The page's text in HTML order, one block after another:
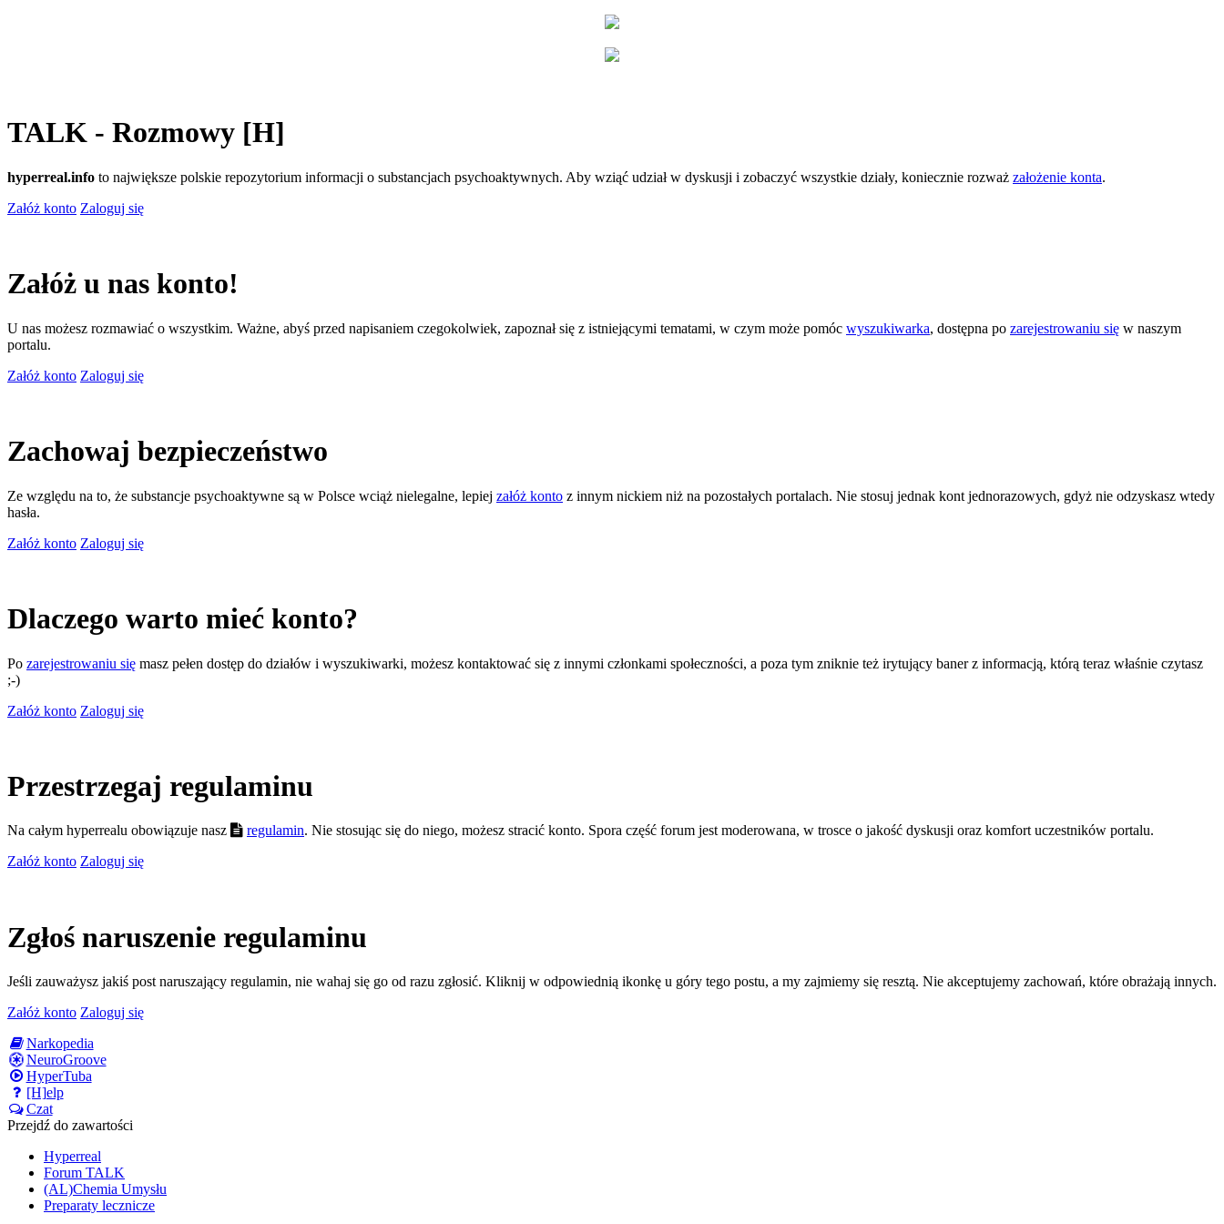
TALK - Rozmowy [H]
hyperreal.info to największe polskie repozytorium informacji o substancjach psychoaktywnych. Aby wziąć udział w dyskusji i zobaczyć wszystkie działy, koniecznie rozważ założenie konta.
Załóż konto Zaloguj się
Załóż u nas konto!
U nas możesz rozmawiać o wszystkim. Ważne, abyś przed napisaniem czegokolwiek, zapoznał się z istniejącymi tematami, w czym może pomóc wyszukiwarka, dostępna po zarejestrowaniu się w naszym
portalu.
Załóż konto Zaloguj się
Zachowaj bezpieczeństwo
Ze względu na to, że substancje psychoaktywne są w Polsce wciąż nielegalne, lepiej załóż konto z innym nickiem niż na pozostałych portalach. Nie stosuj jednak kont jednorazowych, gdyż nie odzyskasz wtedy
hasła.
Załóż konto Zaloguj się
Dlaczego warto mieć konto?
Po zarejestrowaniu się masz pełen dostęp do działów i wyszukiwarki, możesz kontaktować się z innymi członkami społeczności, a poza tym zniknie też irytujący baner z informacją, którą teraz właśnie czytasz
;-)
Załóż konto Zaloguj się
Przestrzegaj regulaminu
Na całym hyperrealu obowiązuje nasz regulamin. Nie stosując się do niego, możesz stracić konto. Spora część forum jest moderowana, w trosce o jakość dyskusji oraz komfort uczestników portalu.
Załóż konto Zaloguj się
Zgłoś naruszenie regulaminu
Jeśli zauważysz jakiś post naruszający regulamin, nie wahaj się go od razu zgłosić. Kliknij w odpowiednią ikonkę u góry tego postu, a my zajmiemy się resztą. Nie akceptujemy zachowań, które obrażają innych.
Załóż konto Zaloguj się
Narkopedia
NeuroGroove
HyperTuba
[H]elp
Czat
Przejdź do zawartości
Hyperreal
Forum TALK
(AL)Chemia Umysłu
Preparaty lecznicze